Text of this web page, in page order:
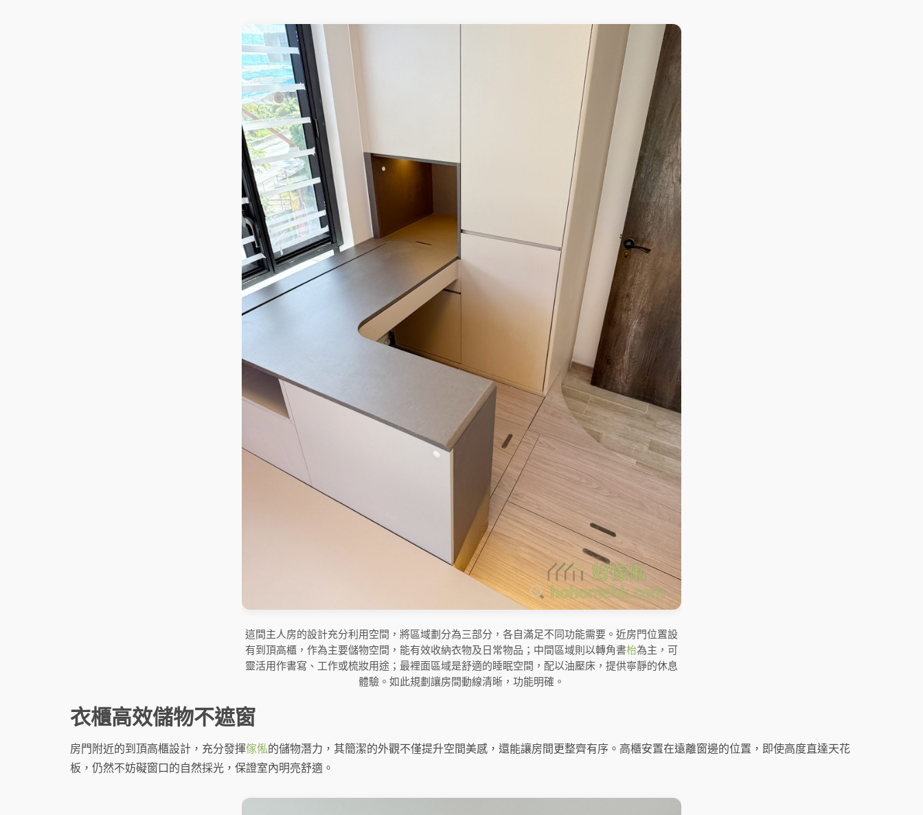
這間主人房的設計充分利用空間，將區域劃分為三部分，各自滿足不同功能需要。近房門位置設
有到頂高櫃，作為主要儲物空間，能有效收納衣物及日常物品；中間區域則以轉角書枱為主，可
靈活用作書寫、工作或梳妝用途；最裡面區域是舒適的睡眠空間，配以油壓床，提供寧靜的休息
體驗。如此規劃讓房間動線清晰，功能明確。
衣櫃高效儲物不遮窗
房門附近的到頂高櫃設計，充分發揮傢俬的儲物潛力，其簡潔的外觀不僅提升空間美感，還能讓房間更整齊有序。高櫃安置在遠離窗邊的位置，即使高度直達天花
板，仍然不妨礙窗口的自然採光，保證室內明亮舒適。